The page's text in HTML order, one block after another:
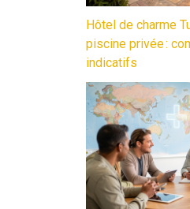
Hôtel de charme
piscine privée :
indicatifs